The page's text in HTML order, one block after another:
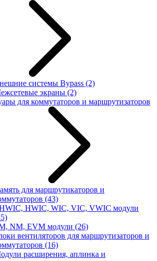
системы Bypass (2)
экраны (2)
для коммутаторов и маршрутизаторов
для маршрутикаторов и
(43)
HWIC, WIC, VIC, VWIC модули
NM, EVM модули (26)
вентиляторов для маршрутизаторов и
(16)
расширения, аплинка и